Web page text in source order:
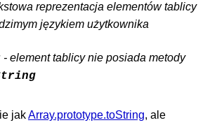
reprezentacja elementów tablicy
językiem użytkownika
- element tablicy nie posiada metody
jakArray.prototype.toString, ale